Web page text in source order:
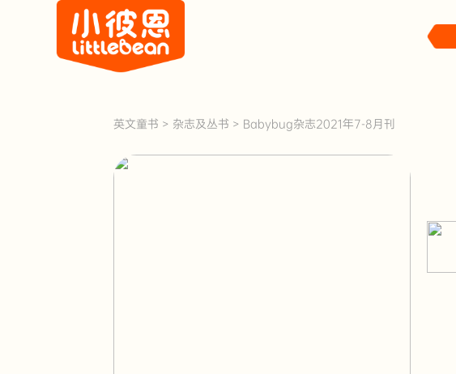
英文童书 > 杂志及丛书 > Babybug杂志2021年7-8月刊